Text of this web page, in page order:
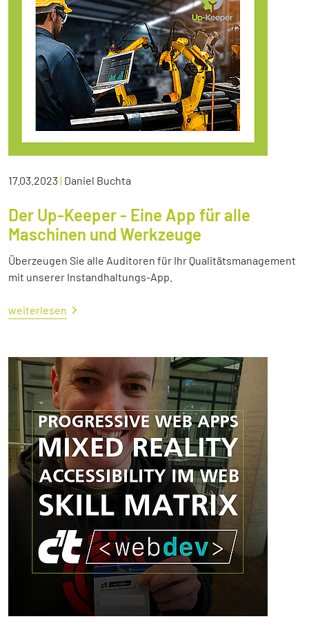
17.03.2023| Daniel Buchta
Der Up-Keeper - Eine App für alle
Maschinen und Werkzeuge
Überzeugen Sie alle Auditoren für Ihr Qualitätsmanagement
mit unserer Instandhaltungs-App.
weiterlesen